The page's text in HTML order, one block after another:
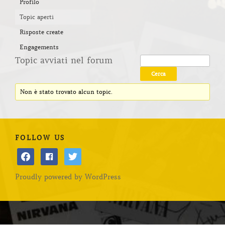
Profilo
Topic aperti
Risposte create
Engagements
Topic avviati nel forum
Non è stato trovato alcun topic.
FOLLOW US
facebookfacebooktwitter
Proudly powered by WordPress